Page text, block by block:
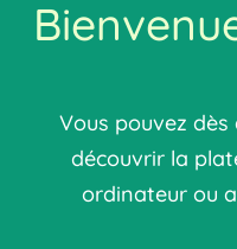
Vous pouvez
découvrir la
ordinateur ou